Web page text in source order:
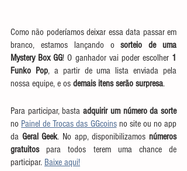
Como não poderíamos deixar essa data passar em
branco, estamos lançando o sorteio de uma
Mystery Box GG! O ganhador vai poder escolher 1
Funko Pop, a partir de uma lista enviada pela
nossa equipe, e os demais itens serão surpresa.
Para participar, basta adquirir um número da sorte
no Painel de Trocas das GGcoins no site ou no app
da Geral Geek. No app, disponibilizamos números
gratuitos para todos terem uma chance de
participar. Baixe aqui!